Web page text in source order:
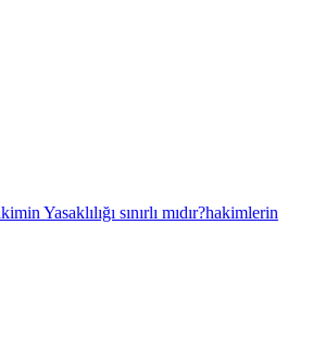
Yasaklılığı sınırlı mıdır?hakimlerin